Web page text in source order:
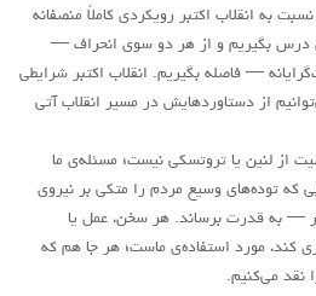
به انقلاب اکتبر رویکردی کاملاً منصفانه
درس بگیریم و از هر دو سوی انحراف —
— فاصله بگیریم. انقلاب اکتبر شرایطی
از دستاوردهایش در مسیر انقلاب آتی
از لنین یا تروتسکی نیست؛ مسئله‌ی ما
که توده‌های وسیع مردم را متکی بر نیروی
— به قدرت برساند. هر سخن، عمل یا
کند، مورد استفاده‌ی ماست؛ هر جا هم که
نقد می‌کنیم.